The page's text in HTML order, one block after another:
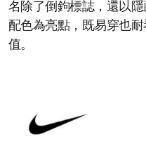
名除了倒鉤標誌，還以
配色為亮點，既易穿也
值。